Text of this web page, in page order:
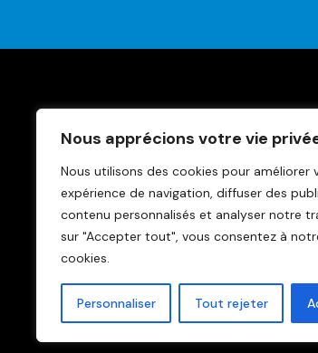
Nous apprécions votre vie
Nous utilisons des cookies pour améliorer
expérience de navigation, diffuser des
contenu personnalisés et analyser notre
sur "Accepter tout", vous consentez à
cookies.
Personnaliser Tout rejeter
Copyright © 2021 UGEB-ULEB asbl. All